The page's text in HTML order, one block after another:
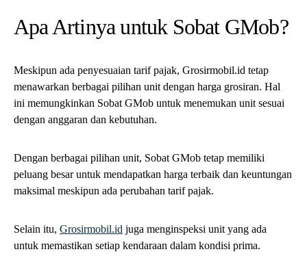
Apa Artinya untuk Sobat GMob?
Meskipun ada penyesuaian tarif pajak, Grosirmobil.id tetap
menawarkan berbagai pilihan unit dengan harga grosiran. Hal
ini memungkinkan Sobat GMob untuk menemukan unit sesuai
dengan anggaran dan kebutuhan.
Dengan berbagai pilihan unit, Sobat GMob tetap memiliki
peluang besar untuk mendapatkan harga terbaik dan keuntungan
maksimal meskipun ada perubahan tarif pajak.
Selain itu, Grosirmobil.id juga menginspeksi unit yang ada
untuk memastikan setiap kendaraan dalam kondisi prima.